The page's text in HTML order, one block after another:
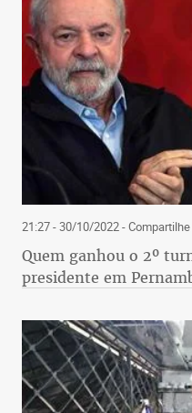
21:27 - 30/10/2022- Compartilhe
Quem ganhou o 2º
presidente em